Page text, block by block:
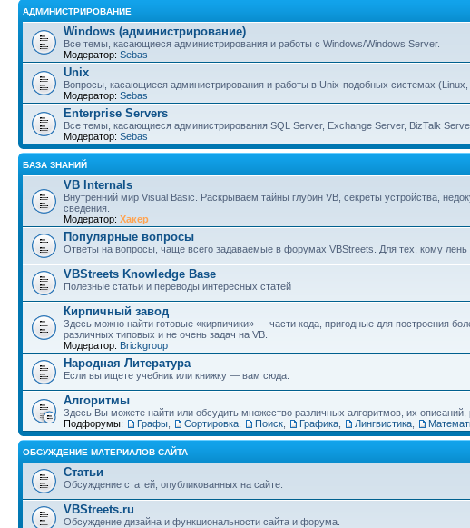
АДМИНИСТРИРОВАНИЕ
Windows (администрирование)
Все темы, касающиеся администрирования и работы с Windows/Windows Server.
Модератор: Sebas
Unix
Вопросы, касающиеся администрирования и работы в Unix-подобных системах (Linux,
Модератор: Sebas
Enterprise Servers
Все темы, касающиеся администрирования SQL Server, Exchange Server, BizTalk
Модератор: Sebas
БАЗА ЗНАНИЙ
VB Internals
Внутренний мир Visual Basic. Раскрываем тайны глубин VB, секреты устройства,
сведения.
Модератор: Хакер
Популярные вопросы
Ответы на вопросы, чаще всего задаваемые в форумах VBStreets. Для тех, кому лень
VBStreets Knowledge Base
Полезные статьи и переводы интересных статей
Кирпичный завод
Здесь можно найти готовые «кирпичики» — части кода, пригодные для построения
различных типовых и не очень задач на VB.
Модератор: Brickgroup
Народная Литература
Если вы ищете учебник или книжку — вам сюда.
Алгоритмы
Здесь Вы можете найти или обсудить множество различных алгоритмов, их описаний,
Подфорумы:
Графы Сортировка Поиск Графика Лингвистика
ОБСУЖДЕНИЕ МАТЕРИАЛОВ САЙТА
Статьи
Обсуждение статей, опубликованных на сайте.
VBStreets.ru
Обсуждение дизайна и функциональности сайта и форума.